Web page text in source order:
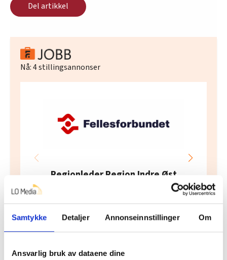
Samtykke Detaljer Annonseinnstillinger Om
Ansvarlig bruk av dataene dine
Del artikkel
Nå:4stillingsannonser
Regionleder Region Indre Øst
Moelv